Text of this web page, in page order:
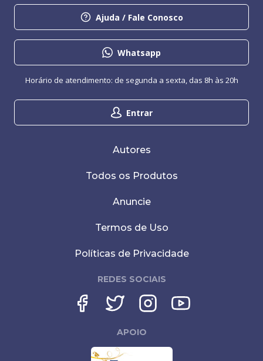
Ajuda / Fale Conosco
Whatsapp
Entrar
Horário de atendimento: de segunda a sexta, das 8h às 20h
Autores
Todos os Produtos
Anuncie
Termos de Uso
Políticas de Privacidade
REDES SOCIAIS
APOIO